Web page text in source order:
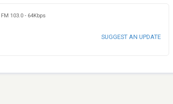
FM 103.0- 64Kbps
SUGGEST AN UPDATE